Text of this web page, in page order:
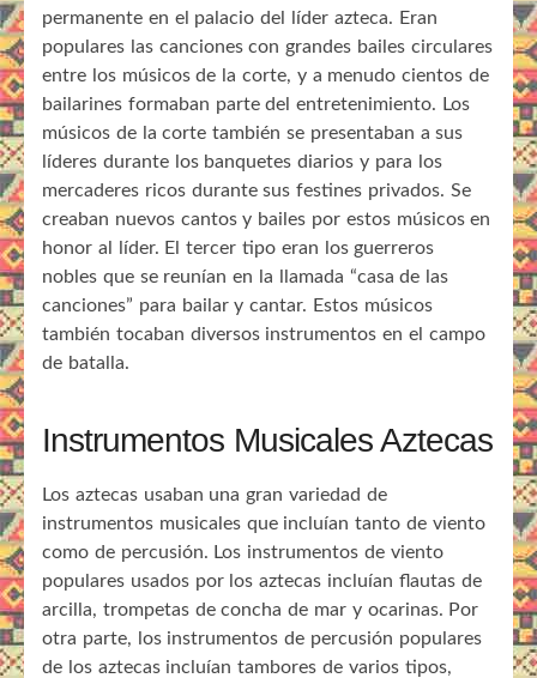
permanente en el palacio del líder azteca. Eran
populares las canciones con grandes bailes circulares
entre los músicos de la corte, y a menudo cientos de
bailarines formaban parte del entretenimiento. Los
músicos de la corte también se presentaban a sus
líderes durante los banquetes diarios y para los
mercaderes ricos durante sus festines privados. Se
creaban nuevos cantos y bailes por estos músicos en
honor al líder. El tercer tipo eran los guerreros
nobles que se reunían en la llamada “casa de las
canciones” para bailar y cantar. Estos músicos
también tocaban diversos instrumentos en el campo
de batalla.
Instrumentos Musicales Aztecas
Los aztecas usaban una gran variedad de
instrumentos musicales que incluían tanto de viento
como de percusión. Los instrumentos de viento
populares usados por los aztecas incluían flautas de
arcilla, trompetas de concha de mar y ocarinas. Por
otra parte, los instrumentos de percusión populares
de los aztecas incluían tambores de varios tipos,